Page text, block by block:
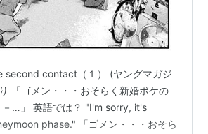
second contact（１） (ヤングマガジ
「ゴメン・・・おそらく新婚ボケの
－…」 英語では？ "I'm sorry, it's
phase." 「ゴメン・・・おそら